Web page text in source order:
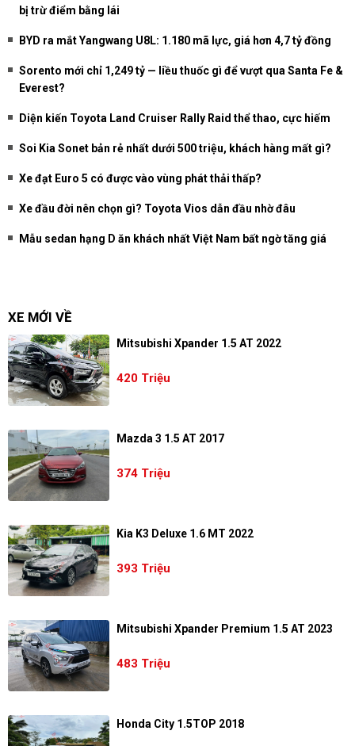
bị trừ điểm bằng lái
BYD ra mắt Yangwang U8L: 1.180 mã lực, giá hơn 4,7 tỷ đồng
Sorento mới chỉ 1,249 tỷ — liều thuốc gì để vượt qua Santa Fe &
Everest?
Diện kiến Toyota Land Cruiser Rally Raid thể thao, cực hiếm
Soi Kia Sonet bản rẻ nhất dưới 500 triệu, khách hàng mất gì?
Xe đạt Euro 5 có được vào vùng phát thải thấp?
Xe đầu đời nên chọn gì? Toyota Vios dẫn đầu nhờ đâu
Mẫu sedan hạng D ăn khách nhất Việt Nam bất ngờ tăng giá
XE MỚI VỀ
Mitsubishi Xpander 1.5 AT 2022
420 Triệu
Mazda 3 1.5 AT 2017
374 Triệu
Kia K3 Deluxe 1.6 MT 2022
393 Triệu
Mitsubishi Xpander Premium 1.5 AT 2023
483 Triệu
Honda City 1.5TOP 2018